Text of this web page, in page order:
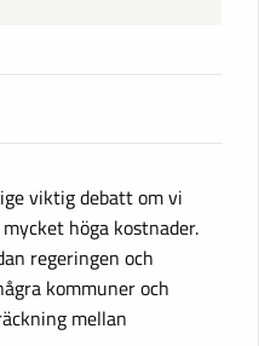
viktig debatt om vi
höga kostnader.
regeringen och
kommuner och
mellan